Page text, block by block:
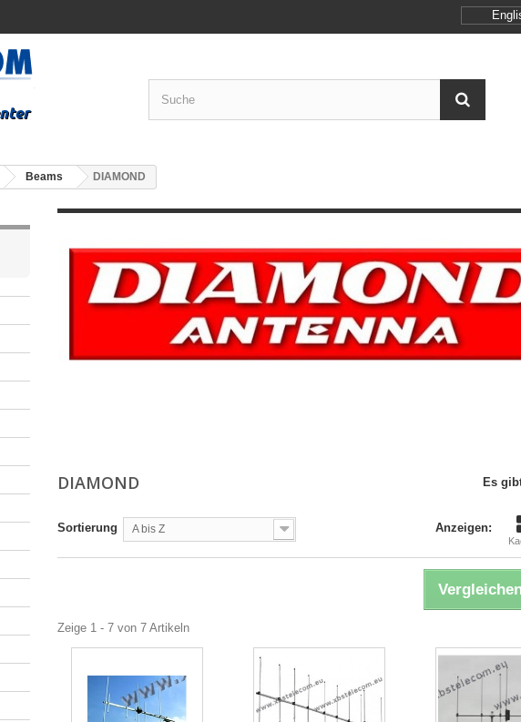
Beams DIAMOND
DIAMOND Es
Anzeigen:
Sortierung A bis Z
Zeige 1 - 7 von 7 Artikeln